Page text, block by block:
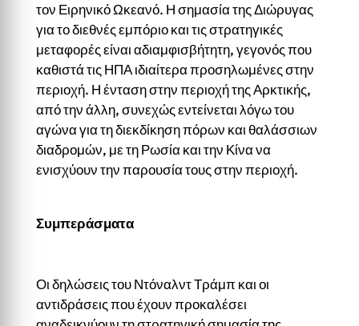
τον Ειρηνικό Ωκεανό. Η σημασία της Διώρυγας
για το διεθνές εμπόριο και τις στρατηγικές
μεταφορές είναι αδιαμφισβήτητη, γεγονός που
καθιστά τις ΗΠΑ ιδιαίτερα προσηλωμένες στην
περιοχή. Η ένταση στην περιοχή της Αρκτικής,
από την άλλη, συνεχώς εντείνεται λόγω του
αγώνα για τη διεκδίκηση πόρων και θαλάσσιων
διαδρομών, με τη Ρωσία και την Κίνα να
ενισχύουν την παρουσία τους στην περιοχή.
Συμπεράσματα
Οι δηλώσεις του Ντόναλντ Τράμπ και οι
αντιδράσεις που έχουν προκαλέσει